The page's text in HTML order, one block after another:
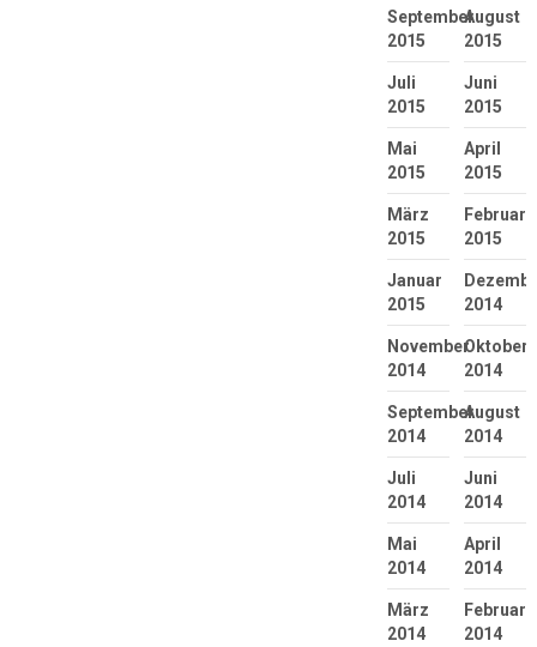
September
2015
August
2015
Juli
2015
Juni
2015
Mai
2015
April
2015
März
2015
Februar
2015
Januar
2015
2014
November
2014
Oktober
2014
September
2014
August
2014
Juli
2014
Juni
2014
Mai
2014
April
2014
März
2014
Februar
2014